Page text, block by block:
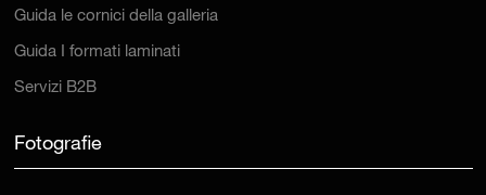
Guida le cornici della galleria
Guida I formati laminati
Servizi B2B
Fotografie